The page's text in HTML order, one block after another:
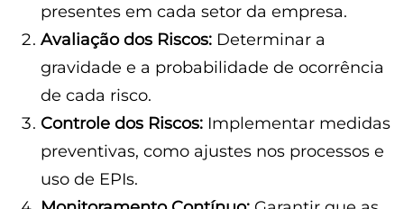
presentes em cada setor da empresa.
Avaliação dos Riscos: Determinar a
gravidade e a probabilidade de ocorrência
de cada risco.
Controle dos Riscos: Implementar medidas
preventivas, como ajustes nos processos e
uso de EPIs.